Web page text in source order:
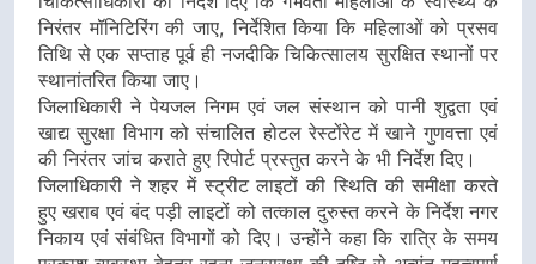
निरंतर मॉनिटिरिंग की जाए, निर्देशित किया कि महिलाओं को प्रसव
तिथि से एक सप्ताह पूर्व ही नजदीकि चिकित्सालय सुरक्षित स्थानों पर
स्थानांतरित किया जाए।
जिलाधिकारी ने पेयजल निगम एवं जल संस्थान को पानी शुद्वता एवं
खाद्य सुरक्षा विभाग को संचालित होटल रेस्टोंरेट में खाने गुणवत्ता एवं
की निरंतर जांच कराते हुए रिपोर्ट प्रस्तुत करने के भी निर्देश दिए।
जिलाधिकारी ने शहर में स्ट्रीट लाइटों की स्थिति की समीक्षा करते
हुए खराब एवं बंद पड़ी लाइटों को तत्काल दुरुस्त करने के निर्देश नगर
निकाय एवं संबंधित विभागों को दिए। उन्होंने कहा कि रात्रि के समय